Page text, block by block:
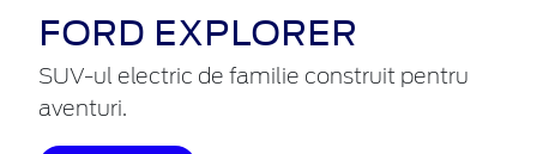
FORD EXPLORER
SUV-ul electric de familie construit pentru
aventuri.